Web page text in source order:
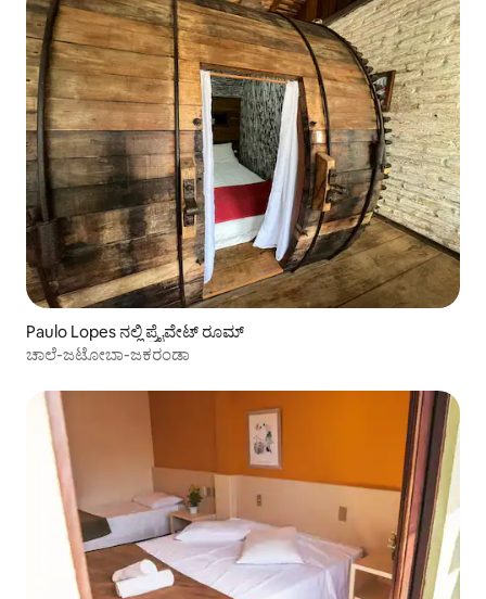
Paulo Lopes ನಲ್ಲಿ ಪ್ರೈವೇಟ್ ರೂಮ್
ಚಾಲೆ-ಜಟೋಬಾ-ಜಕರಂಡಾ